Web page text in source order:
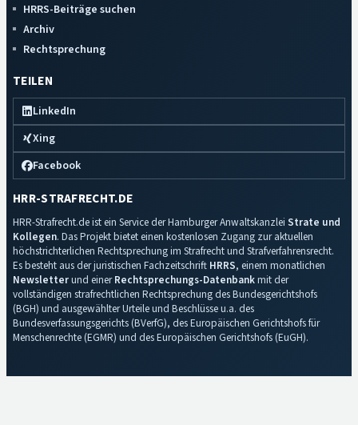
HRRS-Beiträge suchen
Archiv
Rechtsprechung
TEILEN
LinkedIn
Xing
Facebook
HRR-STRAFRECHT.DE
HRR-Strafrecht.de ist ein Service der Hamburger Anwaltskanzlei Strate und
Kollegen. Das Projekt bietet einen kostenlosen Zugang zur aktuellen
höchstrichterlichen Rechtsprechung im Strafrecht und Strafverfahrensrecht.
Es besteht aus der juristischen Fachzeitschrift HRRS, einem monatlichen
Newsletterund einerRechtsprechungs-Datenbankmit der
vollständigen strafrechtlichen Rechtsprechung des Bundesgerichtshofs
(BGH) und ausgewählter Urteile und Beschlüsse u.a. des
Bundesverfassungsgerichts (BVerfG), des Europäischen Gerichtshofs für
Menschenrechte (EGMR) und des Europäischen Gerichtshofs (EuGH).